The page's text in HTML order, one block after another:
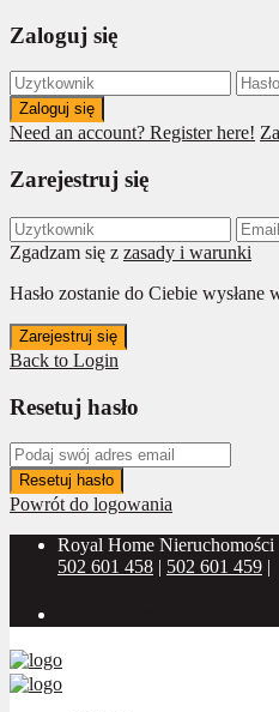
Zaloguj się
Zaloguj się
Need an account? Register here!
Zarejestruj się
Zgadzam się z zasady i warunki
Hasło zostanie do Ciebie wysłane
Zarejestruj się
Back to Login
Resetuj hasło
Resetuj hasło
Powrót do logowania
Royal Home Nieruchomości
502 601 458 | 502 601 459 |